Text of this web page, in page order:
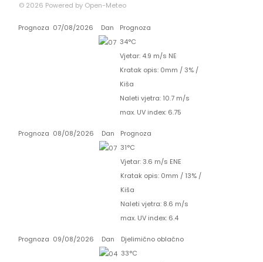
© 2026 Powered by Open-Meteo
Prognoza 07/08/2026 Dan
Prognoza
34°C
Vjetar: 4.9 m/s NE
Kratak opis: 0mm /3%/
Kiša
Naleti vjetra: 10.7 m/s
max. UV index: 6.75
Prognoza 08/08/2026 Dan
Prognoza
31°C
Vjetar: 3.6 m/s ENE
Kratak opis: 0mm / 13%/
Kiša
Naleti vjetra: 8.6 m/s
max. UV index: 6.4
Prognoza 09/08/2026 Dan
Djelimično oblačno
33°C